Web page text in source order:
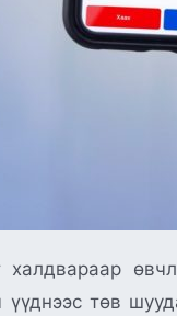
халдвараар
үүднээс төв